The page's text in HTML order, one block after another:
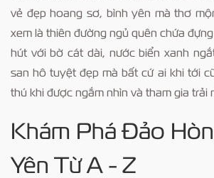
vẻ đẹp hoang sơ, bình yên mà thơ
xem là thiên đường ngủ quên chứa
hút với bờ cát dài, nước biển xanh
san hô tuyệt đẹp mà bất cứ ai khi tới
thú khi được ngắm nhìn và tham gia trải
Khám Phá Đảo
Yên Từ A - Z